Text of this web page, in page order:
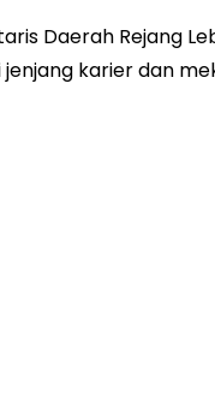
Daerah Rejang
karier dan